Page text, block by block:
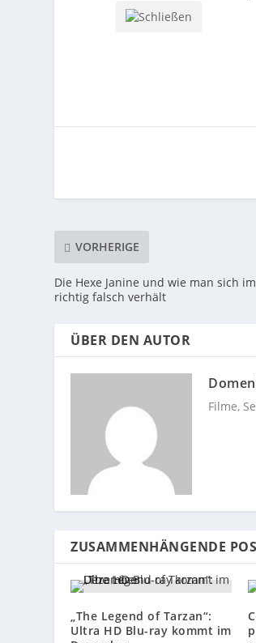
VORHERIGE
Die Hexe Janine und wie man sich
richtig falsch verhält
ÜBER DEN AUTOR
Filme,
ZUSAMMENHÄNGENDE
„The Legend of Tarzan“:
Ultra HD Blu-ray kommt im